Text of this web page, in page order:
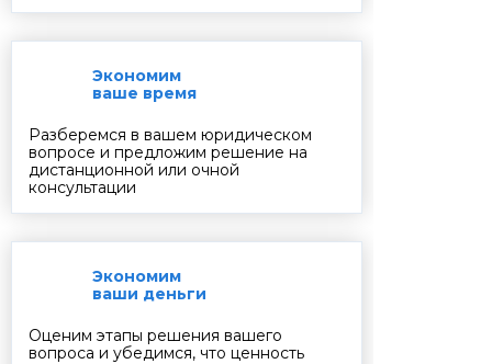
Экономим
ваше время
Разберемся в вашем юридическом
вопросе и предложим решение на
дистанционной или очной
консультации
Экономим
ваши деньги
Оценим этапы решения вашего
вопроса и убедимся, что ценность